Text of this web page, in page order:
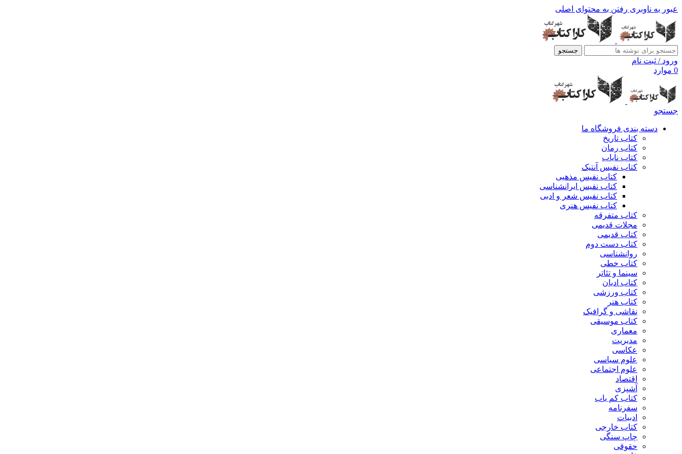
عبور به ناوبری رفتن به محتوای اصلی
جستجو
ورود / ثبت نام
0 موارد
جستجو
دسته بندی فروشگاه ما
کتاب تاریخ
کتاب رمان
کتاب نایاب
کتاب نفیس آنتیک
کتاب نفیس مذهبی
کتاب نفیس ایرانشناسی
کتاب نفیس شعر و ادبی
کتاب نفیس هنری
کتاب متفرقه
مجلات قدیمی
کتاب قدیمی
کتاب دست دوم
روانشناسی
کتاب خطی
سینما و تئاتر
کتاب ادیان
کتاب ورزشی
کتاب هنر
نقاشی و گرافیک
کتاب موسیقی
معماری
مدیریت
عکاسی
علوم سیاسی
علوم اجتماعی
اقتصاد
آشپزی
کتاب کم یاب
سفرنامه
ادبیات
کتاب خارجی
چاپ سنگی
حقوقی